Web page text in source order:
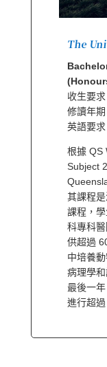
The
收生要
修讀年
英語要
根據 QS
Subject
其課程
課程，
科專科
供超過
中培養
病理學
最後一
進行超